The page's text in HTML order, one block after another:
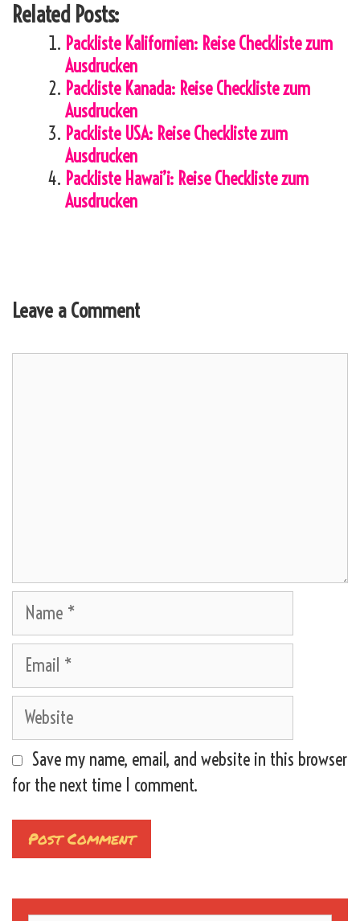
Related Posts:
Packliste Kalifornien: Reise Checkliste zum
Ausdrucken
Packliste Kanada: Reise Checkliste zum
Ausdrucken
Packliste USA: Reise Checkliste zum
Ausdrucken
Packliste Hawai’i: Reise Checkliste zum
Ausdrucken
Leave a Comment
Name
Email
Website
Save my name, email, and website in this browser
for the next time I comment.